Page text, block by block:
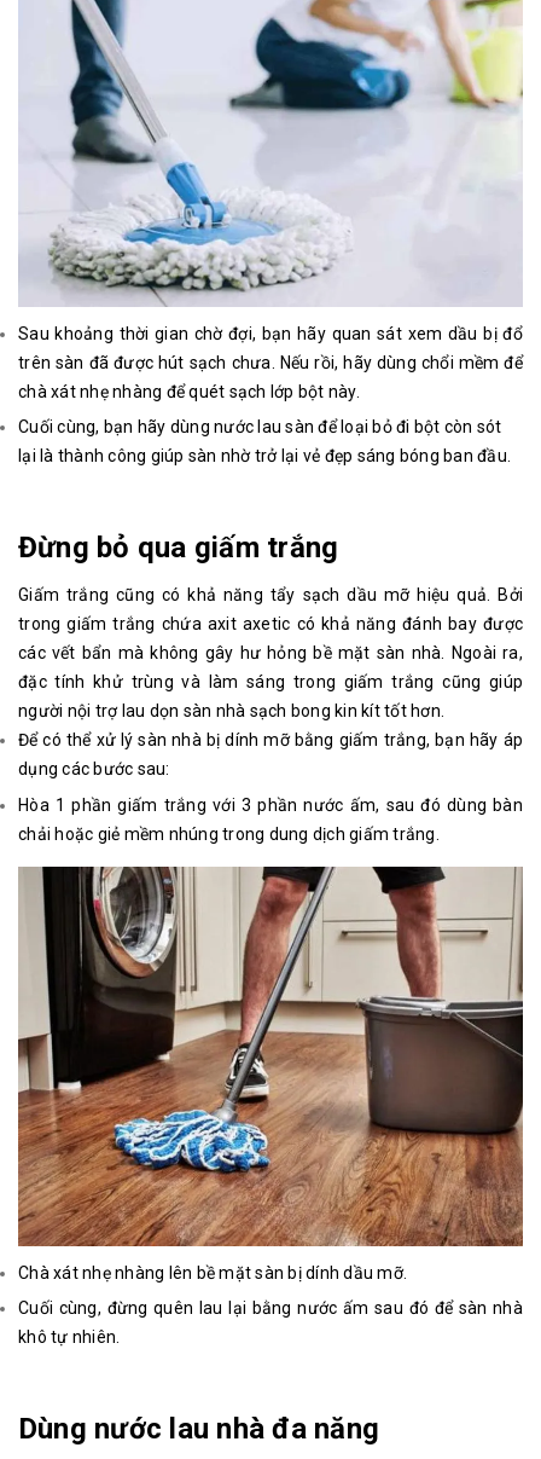
Sau khoảng thời gian chờ đợi, bạn hãy quan sát xem dầu bị đổ
trên sàn đã được hút sạch chưa. Nếu rồi, hãy dùng chổi mềm để
chà xát nhẹ nhàng để quét sạch lớp bột này.
Cuối cùng, bạn hãy dùng nước lau sàn để loại bỏ đi bột còn sót
lại là thành công giúp sàn nhờ trở lại vẻ đẹp sáng bóng ban đầu.
Đừng bỏ qua giấm trắng
Giấm trắng cũng có khả năng tẩy sạch dầu mỡ hiệu quả. Bởi
trong giấm trắng chứa axit axetic có khả năng đánh bay được
các vết bẩn mà không gây hư hỏng bề mặt sàn nhà. Ngoài ra,
đặc tính khử trùng và làm sáng trong giấm trắng cũng giúp
người nội trợ lau dọn sàn nhà sạch bong kin kít tốt hơn.
Để có thể xử lý sàn nhà bị dính mỡ bằng giấm trắng, bạn hãy áp
dụng các bước sau:
Hòa 1 phần giấm trắng với 3 phần nước ấm, sau đó dùng bàn
chải hoặc giẻ mềm nhúng trong dung dịch giấm trắng.
Chà xát nhẹ nhàng lên bề mặt sàn bị dính dầu mỡ.
Cuối cùng, đừng quên lau lại bằng nước ấm sau đó để sàn nhà
khô tự nhiên.
Dùng nước lau nhà đa năng